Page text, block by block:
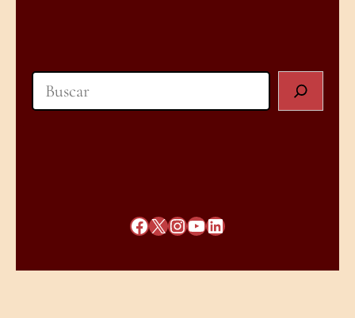
Search
Facebook
X Instagram
YouTube
LinkedIn